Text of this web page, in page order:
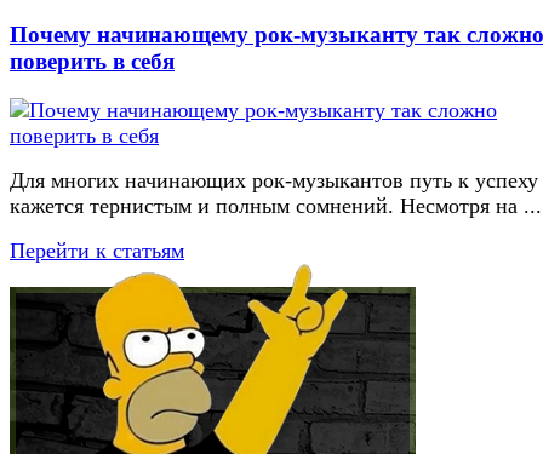
Почему начинающему рок-музыканту так сложно
поверить в себя
Для многих начинающих рок-музыкантов путь к успеху
кажется тернистым и полным сомнений. Несмотря на ...
Перейти к статьям